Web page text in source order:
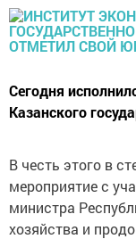
Сегодня
Казанского
В честь этого в
мероприятие с
министра
хозяйства и